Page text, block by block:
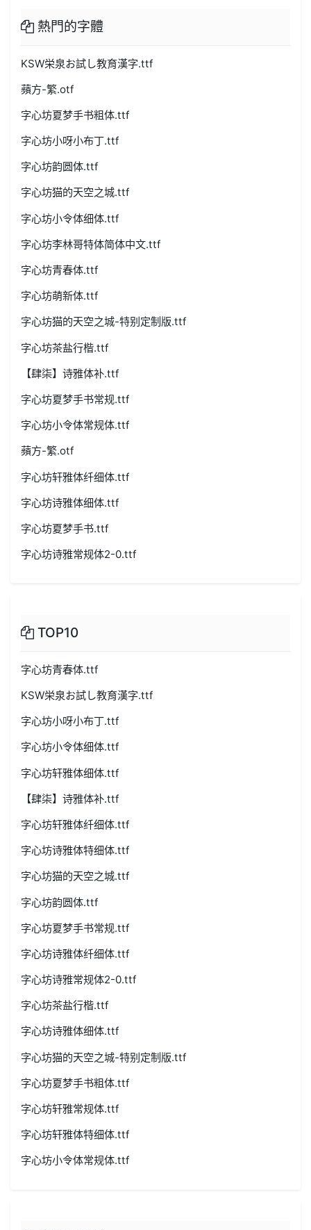
熱門的字體
KSW栄泉お試し教育漢字.ttf
蘋方-繁.otf
字心坊夏梦手书粗体.ttf
字心坊小呀小布丁.ttf
字心坊韵圆体.ttf
字心坊猫的天空之城.ttf
字心坊小令体细体.ttf
字心坊李林哥特体简体中文.ttf
字心坊青春体.ttf
字心坊萌新体.ttf
字心坊猫的天空之城-特别定制版.ttf
字心坊茶盐行楷.ttf
【肆柒】诗雅体补.ttf
字心坊夏梦手书常规.ttf
字心坊小令体常规体.ttf
蘋方-繁.otf
字心坊轩雅体纤细体.ttf
字心坊诗雅体细体.ttf
字心坊夏梦手书.ttf
字心坊诗雅常规体2-0.ttf
TOP10
字心坊青春体.ttf
KSW栄泉お試し教育漢字.ttf
字心坊小呀小布丁.ttf
字心坊小令体细体.ttf
字心坊轩雅体细体.ttf
【肆柒】诗雅体补.ttf
字心坊轩雅体纤细体.ttf
字心坊诗雅体特细体.ttf
字心坊猫的天空之城.ttf
字心坊韵圆体.ttf
字心坊夏梦手书常规.ttf
字心坊诗雅体纤细体.ttf
字心坊诗雅常规体2-0.ttf
字心坊茶盐行楷.ttf
字心坊诗雅体细体.ttf
字心坊猫的天空之城-特别定制版.ttf
字心坊夏梦手书粗体.ttf
字心坊轩雅常规体.ttf
字心坊轩雅体特细体.ttf
字心坊小令体常规体.ttf